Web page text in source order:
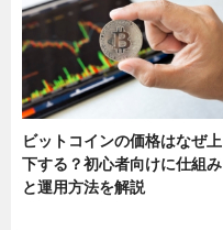
ビットコインの価格はなぜ上
下する？初心者向けに仕組み
と運用方法を解説